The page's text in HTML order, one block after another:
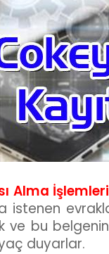
Alma İşlemleri
istenen
ve bu
duyarlar.